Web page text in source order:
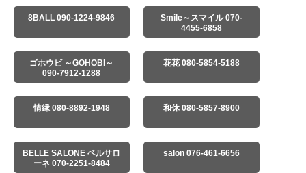
8BALL 090-1224-9846
Smile～スマイル 070-
4455-6858
ゴホウビ ～GOHOBI～
090-7912-1288
花花 080-5854-5188
情縁 080-8892-1948 和休 080-5857-8900
BELLE SALONE ベルサロ
ーネ 070-2251-8484
salon 076-461-6656